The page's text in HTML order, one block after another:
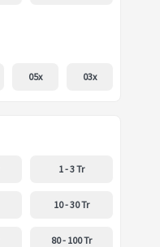
05x 03x
1 - 3 Tr
10 - 30 Tr
80 - 100 Tr